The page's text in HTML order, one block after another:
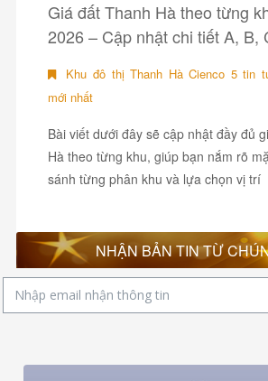
Giá đất Thanh Hà theo từng
2026 – Cập nhật chi tiết A, B,
Khu đô thị Thanh Hà Cienco 5 tin
mới nhất
Bài viết dưới đây sẽ cập nhật đầy đủ
Hà theo từng khu, giúp bạn nắm rõ
sánh từng phân khu và lựa chọn vị trí
NHẬN BẢN TIN TỪ